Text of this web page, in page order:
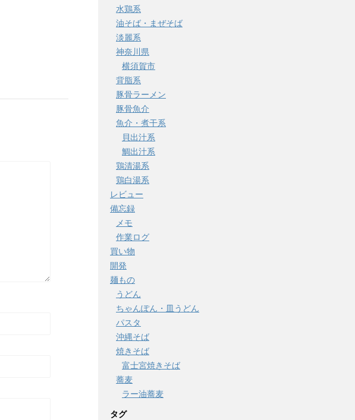
水鶏系
油そば・まぜそば
淡麗系
神奈川県
横須賀市
背脂系
豚骨ラーメン
豚骨魚介
魚介・煮干系
貝出汁系
鯛出汁系
鶏清湯系
鶏白湯系
レビュー
備忘録
メモ
作業ログ
買い物
開発
麺もの
うどん
ちゃんぽん・皿うどん
パスタ
沖縄そば
焼きそば
富士宮焼きそば
蕎麦
ラー油蕎麦
タグ